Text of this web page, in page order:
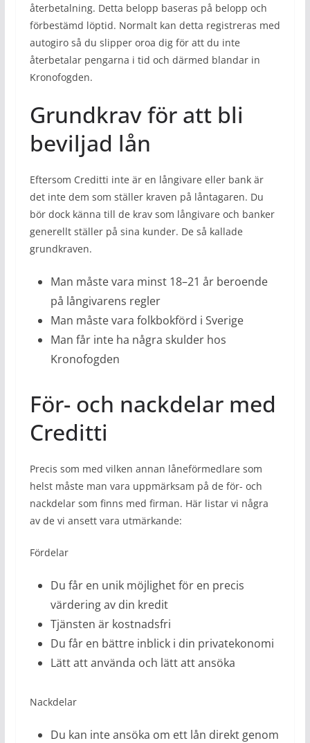
återbetalning. Detta belopp baseras på belopp och
förbestämd löptid. Normalt kan detta registreras med
autogiro så du slipper oroa dig för att du inte
återbetalar pengarna i tid och därmed blandar in
Kronofogden.
Grundkrav för att bli
beviljad lån
Eftersom Creditti inte är en långivare eller bank är
det inte dem som ställer kraven på låntagaren. Du
bör dock känna till de krav som långivare och banker
generellt ställer på sina kunder. De så kallade
grundkraven.
Man måste vara minst 18–21 år beroende
på långivarens regler
Man måste vara folkbokförd i Sverige
Man får inte ha några skulder hos
Kronofogden
För- och nackdelar med
Creditti
Precis som med vilken annan låneförmedlare som
helst måste man vara uppmärksam på de för- och
nackdelar som finns med firman. Här listar vi några
av de vi ansett vara utmärkande:
Fördelar
Du får en unik möjlighet för en precis
värdering av din kredit
Tjänsten är kostnadsfri
Du får en bättre inblick i din privatekonomi
Lätt att använda och lätt att ansöka
Nackdelar
Du kan inte ansöka om ett lån direkt genom